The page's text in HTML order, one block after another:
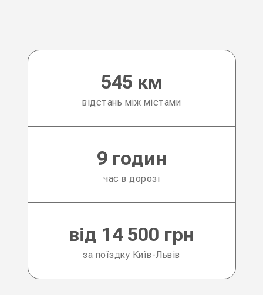
відстань між містами
545 км
час в дорозі
9 годин
за поїздку Київ-Львів
від 14 500 грн